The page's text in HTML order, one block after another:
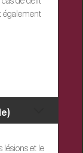
également
lésions et le